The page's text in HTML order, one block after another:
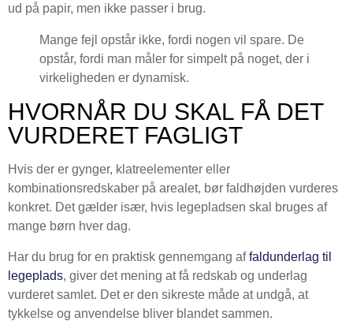
ud på papir, men ikke passer i brug.
Mange fejl opstår ikke, fordi nogen vil spare. De
opstår, fordi man måler for simpelt på noget, der i
virkeligheden er dynamisk.
HVORNÅR DU SKAL FÅ DET
VURDERET FAGLIGT
Hvis der er gynger, klatreelementer eller
kombinationsredskaber på arealet, bør faldhøjden vurderes
konkret. Det gælder især, hvis legepladsen skal bruges af
mange børn hver dag.
Har du brug for en praktisk gennemgang affaldunderlag til
legeplads, giver det mening at få redskab og underlag
vurderet samlet. Det er den sikreste måde at undgå, at
tykkelse og anvendelse bliver blandet sammen.